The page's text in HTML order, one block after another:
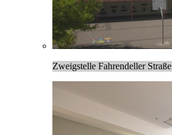
Zweigstelle Fahrendeller Straße